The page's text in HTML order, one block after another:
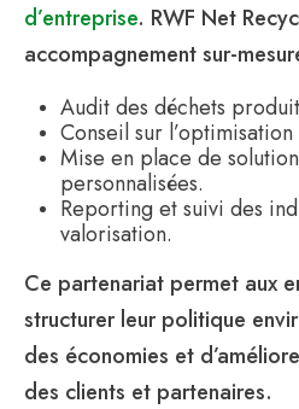
d’entreprise. RWF Net
accompagnement sur-
Audit des déchets
Conseil sur
Mise en place de
personnalisées.
Reporting et suivi des
valorisation.
Ce partenariat permet aux
structurer leur politique
des économies et
des clients et partenaires.